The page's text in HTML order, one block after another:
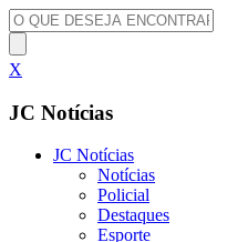
X
JC Notícias
JC Notícias
Notícias
Policial
Destaques
Esporte